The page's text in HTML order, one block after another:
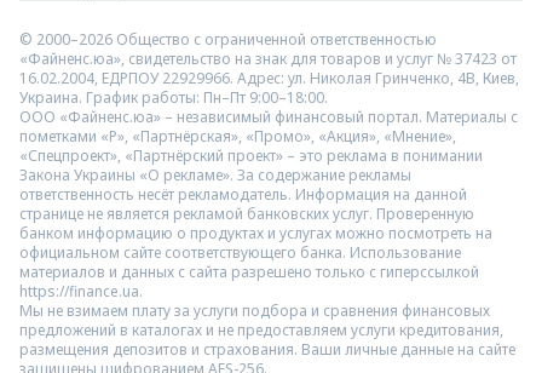
© 2000–2026 Общество с ограниченной ответственностью
«Файненс.юа», свидетельство на знак для товаров и услуг № 37423 от
16.02.2004, ЕДРПОУ 22929966. Адрес: ул. Николая Гринченко, 4В, Киев,
Украина. График работы: Пн–Пт 9:00–18:00.
ООО «Файненс.юа» – независимый финансовый портал. Материалы с
пометками «Р», «Партнёрская», «Промо», «Акция», «Мнение»,
«Спецпроект», «Партнёрский проект» – это реклама в понимании
Закона Украины «О рекламе». За содержание рекламы
ответственность несёт рекламодатель. Информация на данной
странице не является рекламой банковских услуг. Проверенную
банком информацию о продуктах и услугах можно посмотреть на
официальном сайте соответствующего банка. Использование
материалов и данных с сайта разрешено только с гиперссылкой
https://finance.ua.
Мы не взимаем плату за услуги подбора и сравнения финансовых
предложений в каталогах и не предоставляем услуги кредитования,
размещения депозитов и страхования. Ваши личные данные на сайте
защищены шифрованием AES-256.